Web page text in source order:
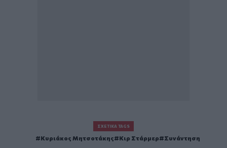
ΣΧΕΤΙΚΆ TAGS
Κυριάκος Μητσοτάκης Κιρ Στάρμερ Συνάντηση